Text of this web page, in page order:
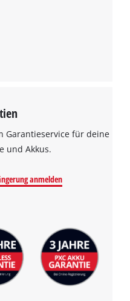
Garantieservice für deine
und Akkus.
anmelden